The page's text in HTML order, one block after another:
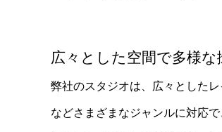
広々とした空間で多様な
弊社のスタジオは、広々とした
などさまざまなジャンルに対応